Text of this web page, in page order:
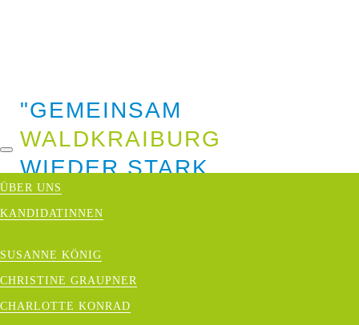
ÜBER UNS
KANDIDATINNEN
SUSANNE KÖNIG
CHRISTINE GRAUPNER
CHARLOTTE KONRAD
"GEMEINSAM
WALDKRAIBURG
WIEDER STARK
MACHEN!"